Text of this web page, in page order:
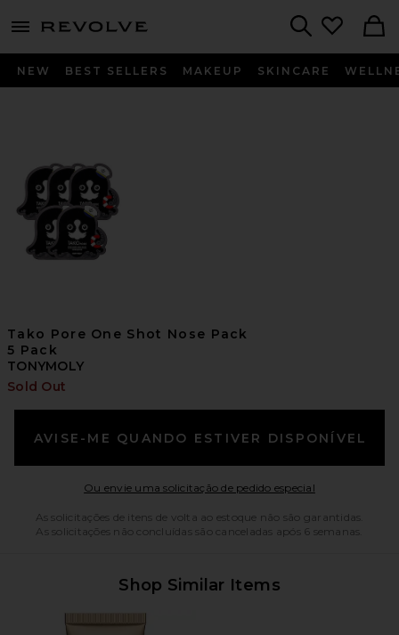
menu - shows more content
NEW BEST SELLERS MAKEUP SKINCARE
Tako Pore One Shot Nose Pack
5 Pack
TONYMOLY
Sold Out
AVISE-ME QUANDO ESTIVER DISPONÍVEL
Ou envie uma solicitação de pedido especialOpens in a
As solicitações de itens de volta ao estoque não são garantidas.
As solicitações não concluídas são canceladas após 6 semanas.
Shop Similar Items